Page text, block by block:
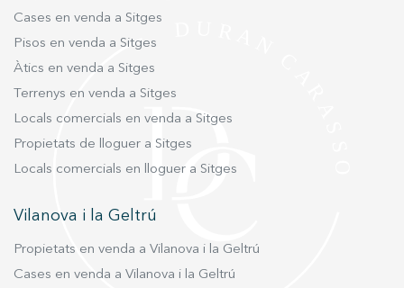
Cases en venda a Sitges
Pisos en venda a Sitges
Àtics en venda a Sitges
Terrenys en venda a Sitges
Locals comercials en venda a Sitges
Propietats de lloguer a Sitges
Locals comercials en lloguer a Sitges
Vilanova i la Geltrú
Propietats en venda a Vilanova i la Geltrú
Cases en venda a Vilanova i la Geltrú